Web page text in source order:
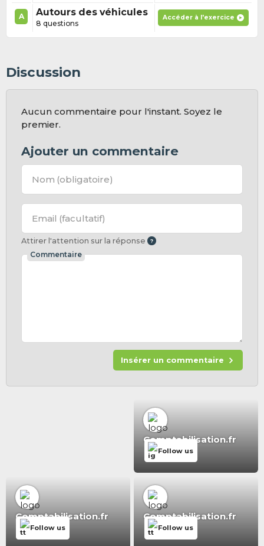
A Autours des véhicules
8 questions
Accéder à l'exercice
Discussion
Aucun commentaire pour l'instant. Soyez le
premier.
Ajouter un commentaire
Nom (obligatoire)
Email (facultatif)
Attirer l'attention sur la réponse
Commentaire
Insérer un commentaire
Comptabilisation.fr
Follow us
Comptabilisation.fr
Follow us
Comptabilisation.fr
Follow us